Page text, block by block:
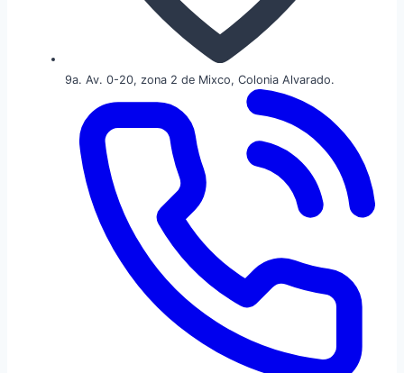
9a. Av. 0-20, zona 2 de Mixco, Colonia Alvarado.